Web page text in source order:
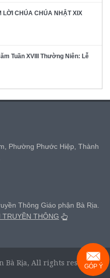
LỜI CHÚA CHÚA NHẬT XIX
Tuần XVIII Thường Niên: Lễ
Phường Phước Hiệp, Thành
Thông Giáo phận Bà Rịa.
TRUYỀN THÔNG
Bà Rịa, All rights reserved.
GÓP Ý